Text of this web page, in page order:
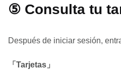
⑤ Consulta tu
Después de iniciar sesión,
「Tarjetas」